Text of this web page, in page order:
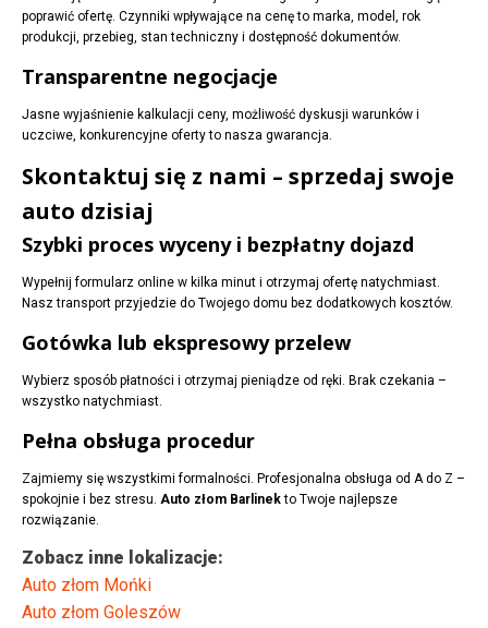
poprawić ofertę. Czynniki wpływające na cenę to marka, model, rok
produkcji, przebieg, stan techniczny i dostępność dokumentów.
Transparentne negocjacje
Jasne wyjaśnienie kalkulacji ceny, możliwość dyskusji warunków i
uczciwe, konkurencyjne oferty to nasza gwarancja.
Skontaktuj się z nami – sprzedaj swoje
auto dzisiaj
Szybki proces wyceny i bezpłatny dojazd
Wypełnij formularz online w kilka minut i otrzymaj ofertę natychmiast.
Nasz transport przyjedzie do Twojego domu bez dodatkowych kosztów.
Gotówka lub ekspresowy przelew
Wybierz sposób płatności i otrzymaj pieniądze od ręki. Brak czekania –
wszystko natychmiast.
Pełna obsługa procedur
Zajmiemy się wszystkimi formalności. Profesjonalna obsługa od A do Z –
spokojnie i bez stresu. Auto złom Barlinekto Twoje najlepsze
rozwiązanie.
Zobacz inne lokalizacje:
Auto złom Mońki
Auto złom Goleszów